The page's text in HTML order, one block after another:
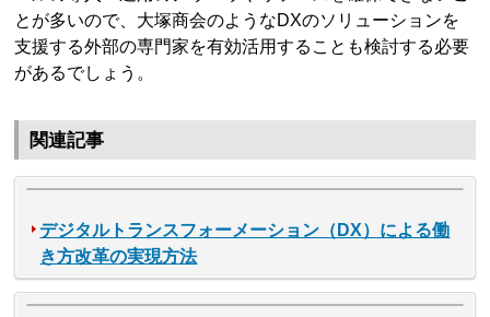
とが多いので、大塚商会のようなDXのソリューションを
支援する外部の専門家を有効活用することも検討する必要
があるでしょう。
関連記事
デジタルトランスフォーメーション（DX）による働
き方改革の実現方法